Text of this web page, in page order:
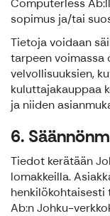
Computerless
sopimus ja/tai
Tietoja voidaan
tarpeen voimassa
velvollisuuksien,
kuluttajakauppaa
ja niiden
6.
Tiedot kerätään
lomakkeilla.
Ab:n Johku-